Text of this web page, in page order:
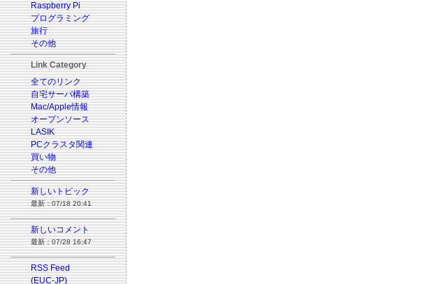
Raspberry Pi
プログラミング
旅行
その他
Link Category
全てのリンク
自宅サーバ構築
Mac/Apple情報
オープンソース
LASIK
PCクラスタ関連
買い物
その他
新しいトピック
最新：07/18 20:41
新しいコメント
最新：07/28 16:47
RSS Feed
(EUC-JP)